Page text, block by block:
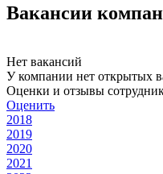
Вакансии
Нет вакансий
У компании нет открытых
Оценки и отзывы
Оценить
2018
2019
2020
2021